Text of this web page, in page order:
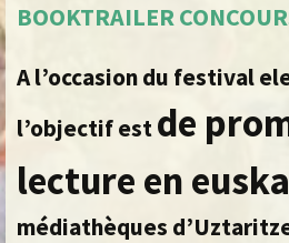
BOOKTRAILER
A l’occasion du festival
l’objectif estde
lecture en
médiathèques